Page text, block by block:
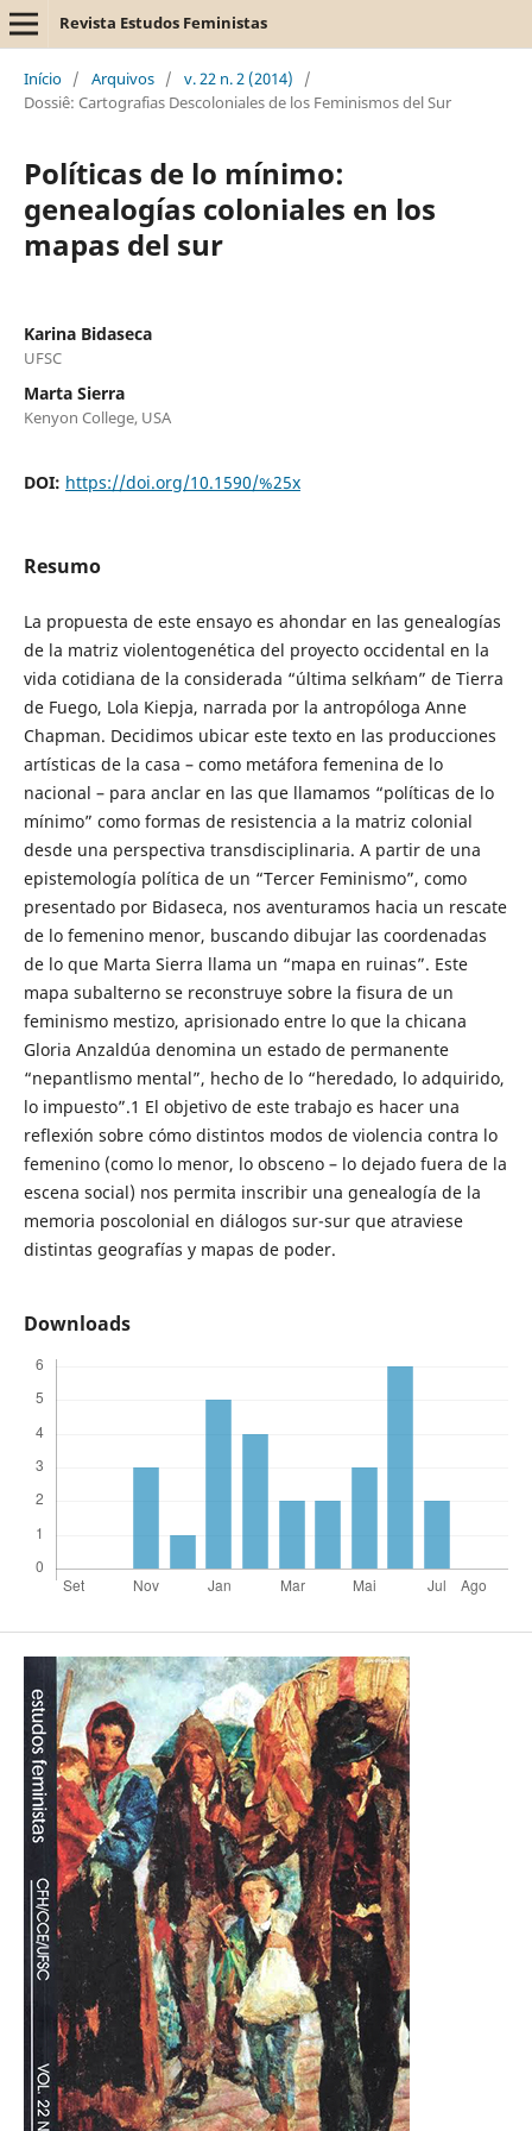
Revista Estudos Feministas
Início / Arquivos / v. 22 n. 2 (2014)
/
Dossiê: Cartografias Descoloniales de los Feminismos del Sur
Políticas de lo mínimo:
genealogías coloniales en los
mapas del sur
Karina Bidaseca
UFSC
Marta Sierra
Kenyon College, USA
DOI: https://doi.org/10.1590/%25x
Resumo
La propuesta de este ensayo es ahondar en las genealogías
de la matriz violentogenética del proyecto occidental en la
vida cotidiana de la considerada “última selk´nam” de Tierra
de Fuego, Lola Kiepja, narrada por la antropóloga Anne
Chapman. Decidimos ubicar este texto en las producciones
artísticas de la casa – como metáfora femenina de lo
nacional – para anclar en las que llamamos “políticas de lo
mínimo” como formas de resistencia a la matriz colonial
desde una perspectiva transdisciplinaria. A partir de una
epistemología política de un “Tercer Feminismo”, como
presentado por Bidaseca, nos aventuramos hacia un rescate
de lo femenino menor, buscando dibujar las coordenadas
de lo que Marta Sierra llama un “mapa en ruinas”. Este
mapa subalterno se reconstruye sobre la fisura de un
feminismo mestizo, aprisionado entre lo que la chicana
Gloria Anzaldúa denomina un estado de permanente
“nepantlismo mental”, hecho de lo “heredado, lo adquirido,
lo impuesto”.1 El objetivo de este trabajo es hacer una
reflexión sobre cómo distintos modos de violencia contra lo
femenino (como lo menor, lo obsceno – lo dejado fuera de la
escena social) nos permita inscribir una genealogía de la
memoria poscolonial en diálogos sur-sur que atraviese
distintas geografías y mapas de poder.
Downloads